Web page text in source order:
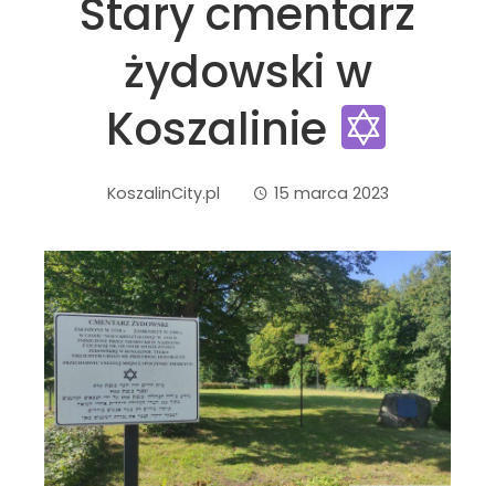
Stary cmentarz
żydowski w
Koszalinie
KoszalinCity.pl 15 marca 2023